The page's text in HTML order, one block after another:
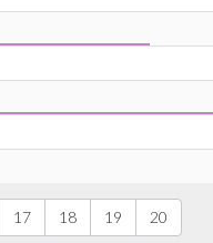
17 18 19 20